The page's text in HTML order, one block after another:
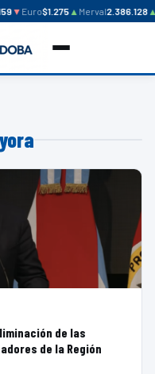
▼Euro$1.275▲Merval2.386.128▲
de las
de la Región